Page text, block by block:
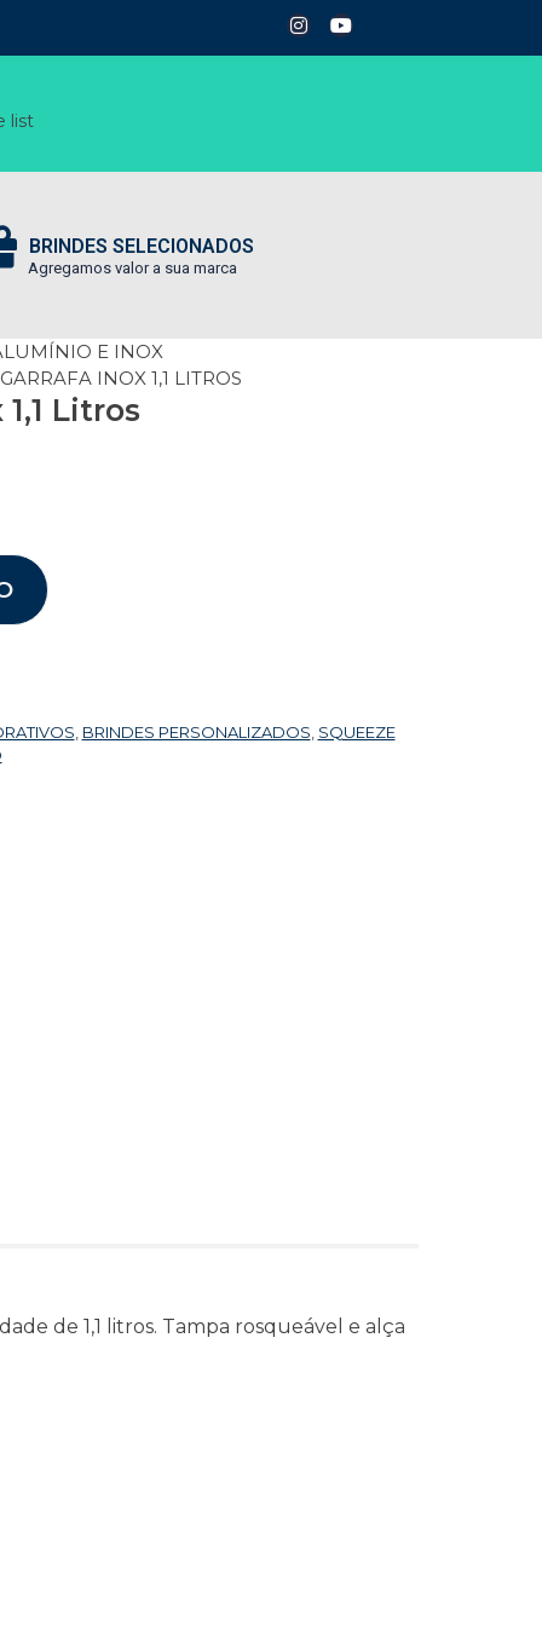
list
BRINDES SELECIONADOS
Agregamos valor a sua marca
E INOX
INOX 1,1 LITROS
Litros
BRINDES PERSONALIZADOS SQUEEZE
de 1,1 litros. Tampa rosqueável e alça